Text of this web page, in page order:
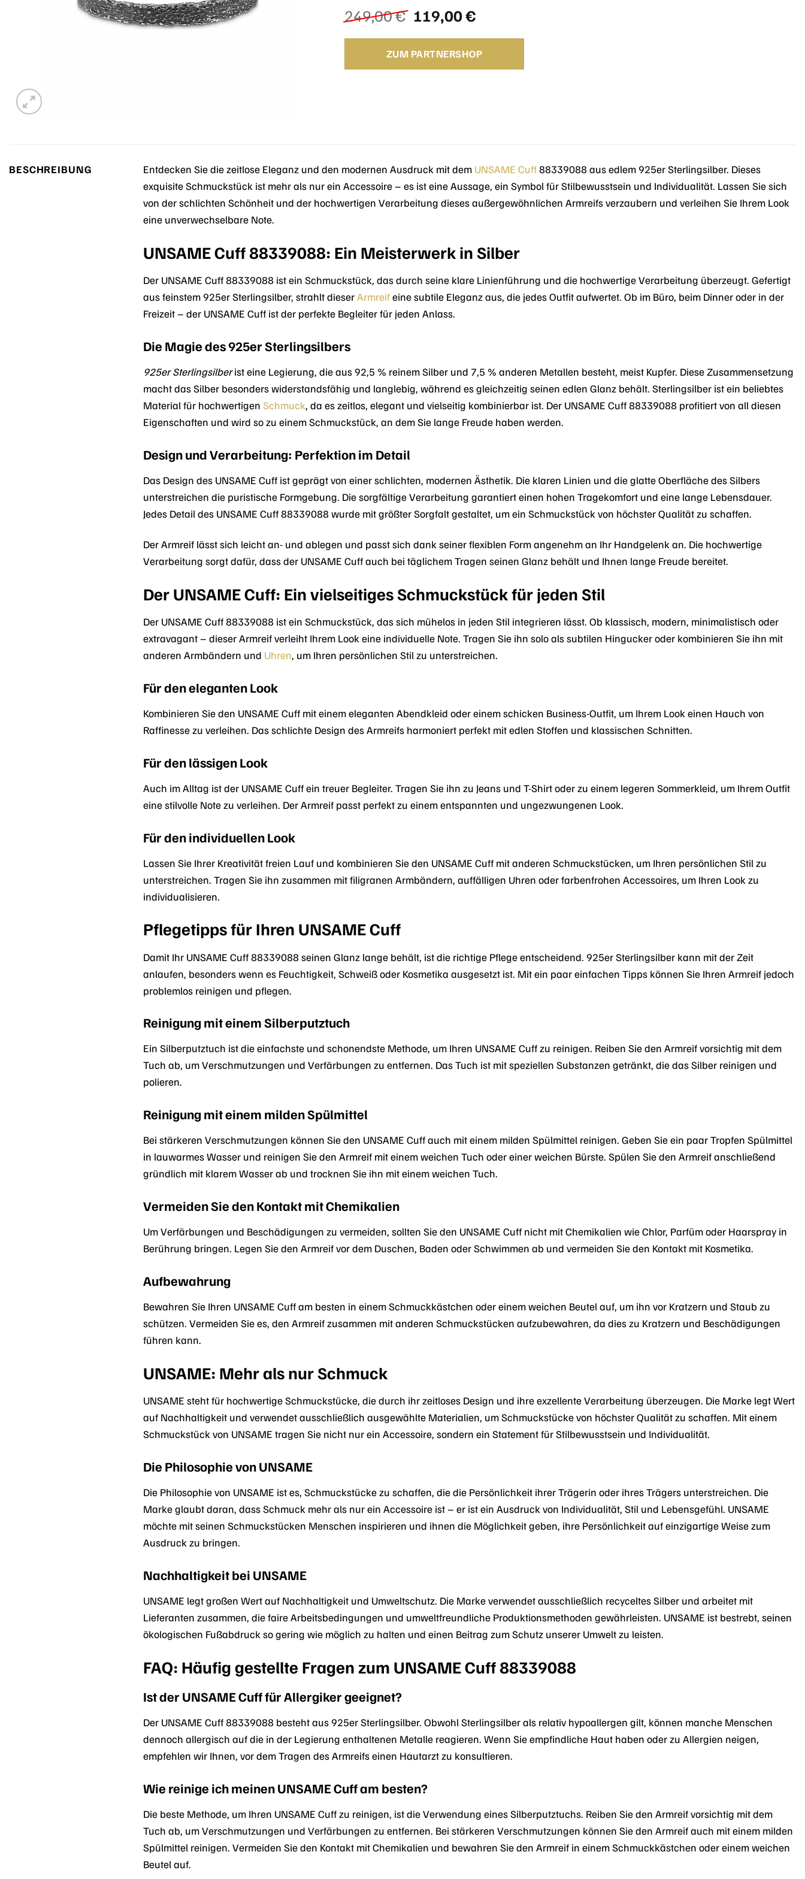
249,00€ Ursprünglicher
Preis
war:
249,00 €
119,00€Aktueller
ist:
119,00 €.
ZUM PARTNERSHOP
BESCHREIBUNG Entdecken Sie die zeitlose Eleganz und den modernen Ausdruck mit dem UNSAME Cuff88339088 aus edlem 925er Sterlingsilber. Dieses
exquisite Schmuckstück ist mehr als nur ein Accessoire – es ist eine Aussage, ein Symbol für Stilbewusstsein und Individualität. Lassen Sie sich
von der schlichten Schönheit und der hochwertigen Verarbeitung dieses außergewöhnlichen Armreifs verzaubern und verleihen Sie Ihrem Look
eine unverwechselbare Note.
UNSAME Cuff 88339088: Ein Meisterwerk in Silber
Der UNSAME Cuff 88339088 ist ein Schmuckstück, das durch seine klare Linienführung und die hochwertige Verarbeitung überzeugt. Gefertigt
aus feinstem 925er Sterlingsilber, strahlt dieserArmreifeine subtile Eleganz aus, die jedes Outfit aufwertet. Ob im Büro, beim Dinner oder in der
Freizeit – der UNSAME Cuff ist der perfekte Begleiter für jeden Anlass.
Die Magie des 925er Sterlingsilbers
925er Sterlingsilberist eine Legierung, die aus 92,5 % reinem Silber und 7,5 % anderen Metallen besteht, meist Kupfer. Diese Zusammensetzung
macht das Silber besonders widerstandsfähig und langlebig, während es gleichzeitig seinen edlen Glanz behält. Sterlingsilber ist ein beliebtes
Material für hochwertigen Schmuck, da es zeitlos, elegant und vielseitig kombinierbar ist. Der UNSAME Cuff 88339088 profitiert von all diesen
Eigenschaften und wird so zu einem Schmuckstück, an dem Sie lange Freude haben werden.
Design und Verarbeitung: Perfektion im Detail
Das Design des UNSAME Cuff ist geprägt von einer schlichten, modernen Ästhetik. Die klaren Linien und die glatte Oberfläche des Silbers
unterstreichen die puristische Formgebung. Die sorgfältige Verarbeitung garantiert einen hohen Tragekomfort und eine lange Lebensdauer.
Jedes Detail des UNSAME Cuff 88339088 wurde mit größter Sorgfalt gestaltet, um ein Schmuckstück von höchster Qualität zu schaffen.
Der Armreif lässt sich leicht an- und ablegen und passt sich dank seiner flexiblen Form angenehm an Ihr Handgelenk an. Die hochwertige
Verarbeitung sorgt dafür, dass der UNSAME Cuff auch bei täglichem Tragen seinen Glanz behält und Ihnen lange Freude bereitet.
Der UNSAME Cuff: Ein vielseitiges Schmuckstück für jeden Stil
Der UNSAME Cuff 88339088 ist ein Schmuckstück, das sich mühelos in jeden Stil integrieren lässt. Ob klassisch, modern, minimalistisch oder
extravagant – dieser Armreif verleiht Ihrem Look eine individuelle Note. Tragen Sie ihn solo als subtilen Hingucker oder kombinieren Sie ihn mit
anderen Armbändern und Uhren, um Ihren persönlichen Stil zu unterstreichen.
Für den eleganten Look
Kombinieren Sie den UNSAME Cuff mit einem eleganten Abendkleid oder einem schicken Business-Outfit, um Ihrem Look einen Hauch von
Raffinesse zu verleihen. Das schlichte Design des Armreifs harmoniert perfekt mit edlen Stoffen und klassischen Schnitten.
Für den lässigen Look
Auch im Alltag ist der UNSAME Cuff ein treuer Begleiter. Tragen Sie ihn zu Jeans und T-Shirt oder zu einem legeren Sommerkleid, um Ihrem Outfit
eine stilvolle Note zu verleihen. Der Armreif passt perfekt zu einem entspannten und ungezwungenen Look.
Für den individuellen Look
Lassen Sie Ihrer Kreativität freien Lauf und kombinieren Sie den UNSAME Cuff mit anderen Schmuckstücken, um Ihren persönlichen Stil zu
unterstreichen. Tragen Sie ihn zusammen mit filigranen Armbändern, auffälligen Uhren oder farbenfrohen Accessoires, um Ihren Look zu
individualisieren.
Pflegetipps für Ihren UNSAME Cuff
Damit Ihr UNSAME Cuff 88339088 seinen Glanz lange behält, ist die richtige Pflege entscheidend. 925er Sterlingsilber kann mit der Zeit
anlaufen, besonders wenn es Feuchtigkeit, Schweiß oder Kosmetika ausgesetzt ist. Mit ein paar einfachen Tipps können Sie Ihren Armreif jedoch
problemlos reinigen und pflegen.
Reinigung mit einem Silberputztuch
Ein Silberputztuch ist die einfachste und schonendste Methode, um Ihren UNSAME Cuff zu reinigen. Reiben Sie den Armreif vorsichtig mit dem
Tuch ab, um Verschmutzungen und Verfärbungen zu entfernen. Das Tuch ist mit speziellen Substanzen getränkt, die das Silber reinigen und
polieren.
Reinigung mit einem milden Spülmittel
Bei stärkeren Verschmutzungen können Sie den UNSAME Cuff auch mit einem milden Spülmittel reinigen. Geben Sie ein paar Tropfen Spülmittel
in lauwarmes Wasser und reinigen Sie den Armreif mit einem weichen Tuch oder einer weichen Bürste. Spülen Sie den Armreif anschließend
gründlich mit klarem Wasser ab und trocknen Sie ihn mit einem weichen Tuch.
Vermeiden Sie den Kontakt mit Chemikalien
Um Verfärbungen und Beschädigungen zu vermeiden, sollten Sie den UNSAME Cuff nicht mit Chemikalien wie Chlor, Parfüm oder Haarspray in
Berührung bringen. Legen Sie den Armreif vor dem Duschen, Baden oder Schwimmen ab und vermeiden Sie den Kontakt mit Kosmetika.
Aufbewahrung
Bewahren Sie Ihren UNSAME Cuff am besten in einem Schmuckkästchen oder einem weichen Beutel auf, um ihn vor Kratzern und Staub zu
schützen. Vermeiden Sie es, den Armreif zusammen mit anderen Schmuckstücken aufzubewahren, da dies zu Kratzern und Beschädigungen
führen kann.
UNSAME: Mehr als nur Schmuck
UNSAME steht für hochwertige Schmuckstücke, die durch ihr zeitloses Design und ihre exzellente Verarbeitung überzeugen. Die Marke legt Wert
auf Nachhaltigkeit und verwendet ausschließlich ausgewählte Materialien, um Schmuckstücke von höchster Qualität zu schaffen. Mit einem
Schmuckstück von UNSAME tragen Sie nicht nur ein Accessoire, sondern ein Statement für Stilbewusstsein und Individualität.
Die Philosophie von UNSAME
Die Philosophie von UNSAME ist es, Schmuckstücke zu schaffen, die die Persönlichkeit ihrer Trägerin oder ihres Trägers unterstreichen. Die
Marke glaubt daran, dass Schmuck mehr als nur ein Accessoire ist – er ist ein Ausdruck von Individualität, Stil und Lebensgefühl. UNSAME
möchte mit seinen Schmuckstücken Menschen inspirieren und ihnen die Möglichkeit geben, ihre Persönlichkeit auf einzigartige Weise zum
Ausdruck zu bringen.
Nachhaltigkeit bei UNSAME
UNSAME legt großen Wert auf Nachhaltigkeit und Umweltschutz. Die Marke verwendet ausschließlich recyceltes Silber und arbeitet mit
Lieferanten zusammen, die faire Arbeitsbedingungen und umweltfreundliche Produktionsmethoden gewährleisten. UNSAME ist bestrebt, seinen
ökologischen Fußabdruck so gering wie möglich zu halten und einen Beitrag zum Schutz unserer Umwelt zu leisten.
FAQ: Häufig gestellte Fragen zum UNSAME Cuff 88339088
Ist der UNSAME Cuff für Allergiker geeignet?
Der UNSAME Cuff 88339088 besteht aus 925er Sterlingsilber. Obwohl Sterlingsilber als relativ hypoallergen gilt, können manche Menschen
dennoch allergisch auf die in der Legierung enthaltenen Metalle reagieren. Wenn Sie empfindliche Haut haben oder zu Allergien neigen,
empfehlen wir Ihnen, vor dem Tragen des Armreifs einen Hautarzt zu konsultieren.
Wie reinige ich meinen UNSAME Cuff am besten?
Die beste Methode, um Ihren UNSAME Cuff zu reinigen, ist die Verwendung eines Silberputztuchs. Reiben Sie den Armreif vorsichtig mit dem
Tuch ab, um Verschmutzungen und Verfärbungen zu entfernen. Bei stärkeren Verschmutzungen können Sie den Armreif auch mit einem milden
Spülmittel reinigen. Vermeiden Sie den Kontakt mit Chemikalien und bewahren Sie den Armreif in einem Schmuckkästchen oder einem weichen
Beutel auf.